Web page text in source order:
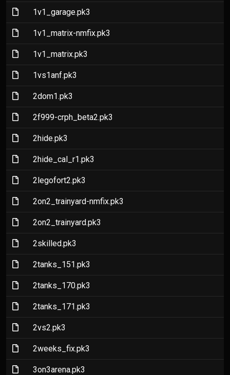
(File)1v1_garage.pk3
(File)1v1_matrix-nmfix.pk3
(File)1v1_matrix.pk3
(File)1vs1anf.pk3
(File)2dom1.pk3
(File)2f999-crph_beta2.pk3
(File)2hide.pk3
(File)2hide_cal_r1.pk3
(File)2legofort2.pk3
(File)2on2_trainyard-nmfix.pk3
(File)2on2_trainyard.pk3
(File)2skilled.pk3
(File)2tanks_151.pk3
(File)2tanks_170.pk3
(File)2tanks_171.pk3
(File)2vs2.pk3
(File)2weeks_fix.pk3
(File)3on3arena.pk3